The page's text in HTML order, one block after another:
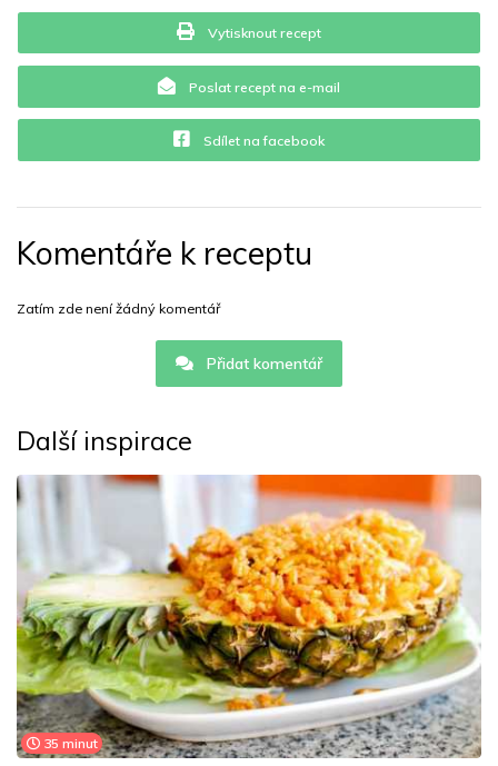
Vytisknout recept
Poslat recept na e-mail
Sdílet na facebook
Komentáře k receptu
Zatím zde není žádný komentář
Přidat komentář
Další inspirace
35 minut